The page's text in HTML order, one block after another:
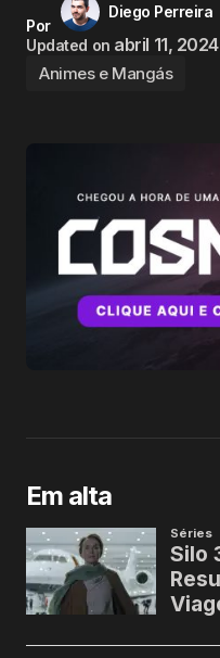
Por
Diego Perreira
Updated on abril 11, 2024
Animes e Mangás
Em alta